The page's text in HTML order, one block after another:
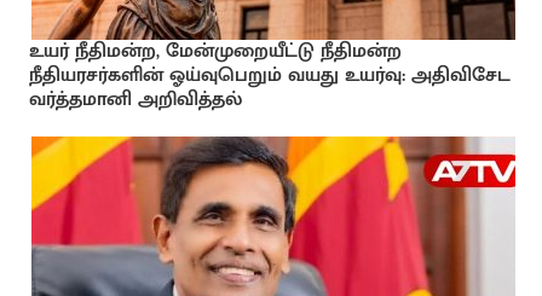
உயர் நீதிமன்ற, மேன்முறையீட்டு நீதிமன்ற
நீதியரசர்களின் ஓய்வுபெறும் வயது உயர்வு: அதிவிசேட
வர்த்தமானி அறிவித்தல்